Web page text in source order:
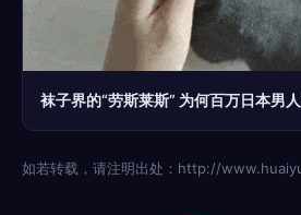
袜子界的“劳斯莱斯” 为何百万日本男
如若转载，请注明出处：http://